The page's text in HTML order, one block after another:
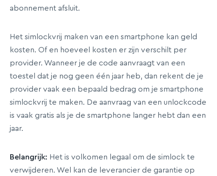
abonnement afsluit.
Het simlockvrij maken van een smartphone kan geld
kosten. Of en hoeveel kosten er zijn verschilt per
provider. Wanneer je de code aanvraagt van een
toestel dat je nog geen één jaar heb, dan rekent de je
provider vaak een bepaald bedrag om je smartphone
simlockvrij te maken. De aanvraag van een unlockcode
is vaak gratis als je de smartphone langer hebt dan een
jaar.
Belangrijk: Het is volkomen legaal om de simlock te
verwijderen. Wel kan de leverancier de garantie op